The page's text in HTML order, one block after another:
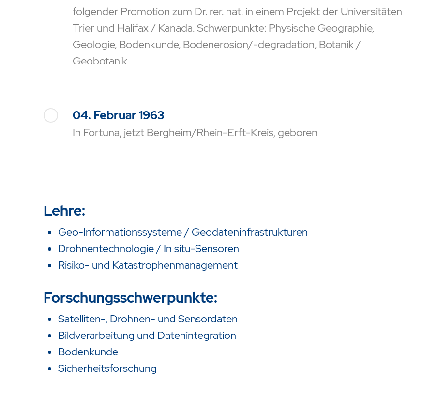
folgender Promotion zum Dr. rer. nat. in einem Projekt der Universitäten
Trier und Halifax / Kanada. Schwerpunkte: Physische Geographie,
Geologie, Bodenkunde, Bodenerosion/-degradation, Botanik /
Geobotanik
04. Februar 1963
In Fortuna, jetzt Bergheim/Rhein-Erft-Kreis, geboren
Lehre:
Geo-Informationssysteme / Geodateninfrastrukturen
Drohnentechnologie / In situ-Sensoren
Risiko- und Katastrophenmanagement
Forschungsschwerpunkte:
Satelliten-, Drohnen- und Sensordaten
Bildverarbeitung und Datenintegration
Bodenkunde
Sicherheitsforschung